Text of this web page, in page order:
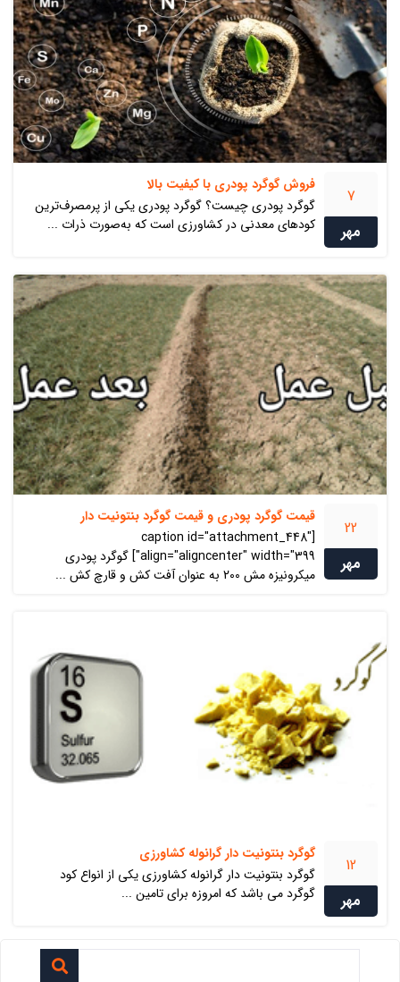
7
مهر
فروش گوگرد پودری با کیفیت بالا
گوگرد پودری چیست؟ گوگرد پودری یکی از پرمصرف‌ترین
کودهای معدنی در کشاورزی است که به‌صورت ذرات ...
22
مهر
قیمت گوگرد پودری و قیمت گوگرد بنتونیت دار
[caption id="attachment_448"
align="aligncenter" width="399"] گوگرد پودری
میکرونیزه مش 200 به عنوان آفت کش و قارچ کش ...
12
مهر
گوگرد بنتونیت دار گرانوله کشاورزی
گوگرد بنتونیت دار گرانوله کشاورزی یکی از انواع کود
گوگرد می باشد که امروزه برای تامین ...